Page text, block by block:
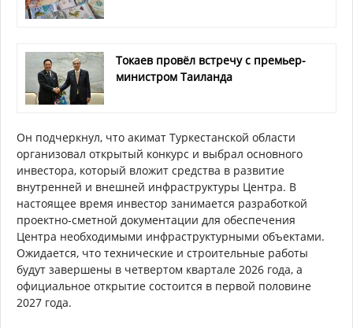
Токаев провёл встречу с премьер-
министром Таиланда
Он подчеркнул, что акимат Туркестанской области
организовал открытый конкурс и выбрал основного
инвестора, который вложит средства в развитие
внутренней и внешней инфраструктуры Центра. В
настоящее время инвестор занимается разработкой
проектно-сметной документации для обеспечения
Центра необходимыми инфраструктурными объектами.
Ожидается, что технические и строительные работы
будут завершены в четвертом квартале 2026 года, а
официальное открытие состоится в первой половине
2027 года.